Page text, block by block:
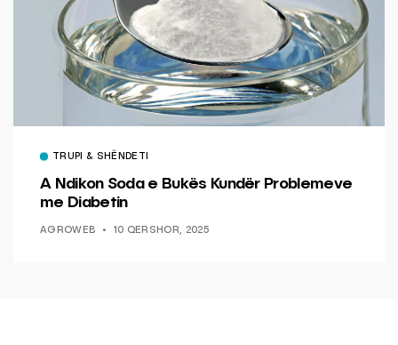
TRUPI & SHËNDETI
A Ndikon Soda e Bukës Kundër Problemeve
me Diabetin
AGROWEB 10 QERSHOR, 2025